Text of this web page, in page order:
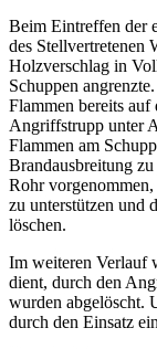
Beim Eintreffen der
des Stellvertretenen
Holzverschlag in
Schuppen
Flammen bereits
Angriffstrupp unter
Flammen am
Brandausbreitung
Rohr
zu unterstützen und
löschen.
Im weiteren Verlauf
dient, durch den
wurden abgelöscht.
durch den Einsatz